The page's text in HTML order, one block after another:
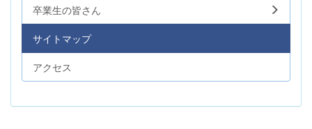
卒業生の皆さん
サイトマップ
アクセス